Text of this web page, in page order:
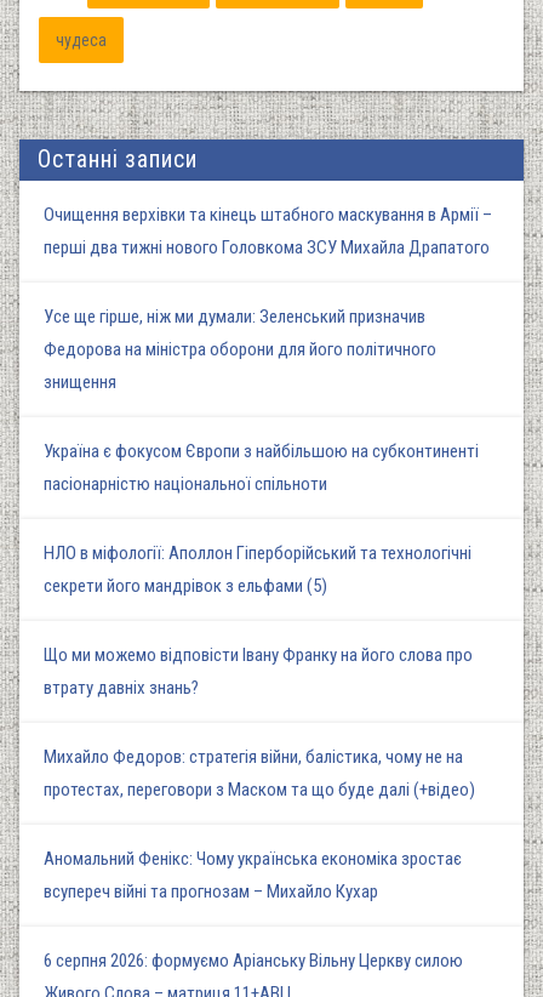
чудеса
Останні записи
Очищення верхівки та кінець штабного маскування в Армії –
перші два тижні нового Головкома ЗСУ Михайла Драпатого
Усе ще гірше, ніж ми думали: Зеленський призначив
Федорова на міністра оборони для його політичного
знищення
Україна є фокусом Європи з найбільшою на субконтиненті
пасіонарністю національної спільноти
НЛО в міфології: Аполлон Гіперборійський та технологічні
секрети його мандрівок з ельфами (5)
Що ми можемо відповісти Івану Франку на його слова про
втрату давніх знань?
Михайло Федоров: стратегія війни, балістика, чому не на
протестах, переговори з Маском та що буде далі (+відео)
Аномальний Фенікс: Чому українська економіка зростає
всупереч війні та прогнозам – Михайло Кухар
6 серпня 2026: формуємо Аріанську Вільну Церкву силою